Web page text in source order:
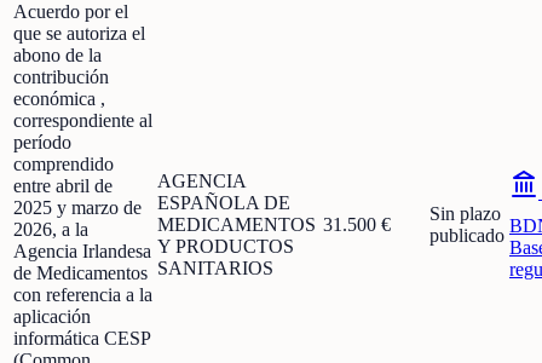
Acuerdo por el
que se autoriza el
abono de la
contribución
económica ,
correspondiente al
período
comprendido
entre abril de
2025 y marzo de
2026, a la
Agencia Irlandesa
de Medicamentos
con referencia a la
aplicación
informática CESP
AGENCIA
ESPAÑOLA DE
MEDICAMENTOS
Y PRODUCTOS
SANITARIOS
31.500 €
Sin plazo
publicado